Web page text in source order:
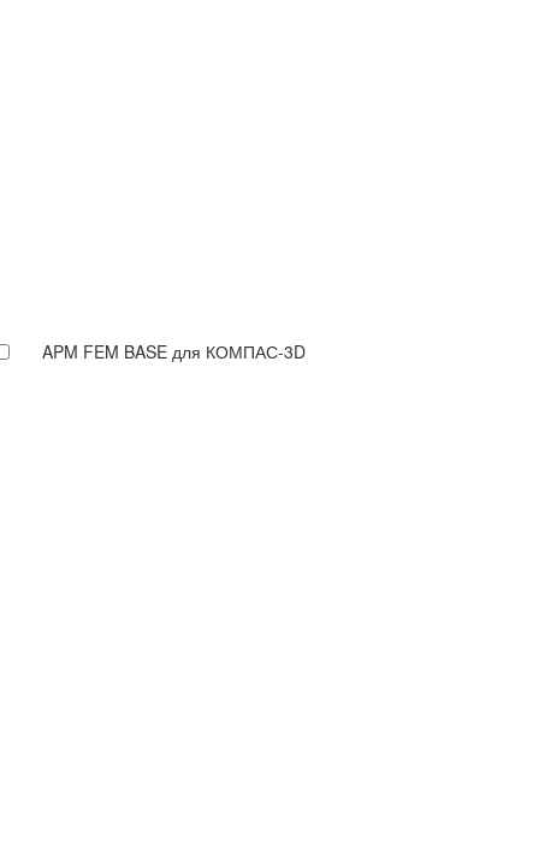
APM FEM BASE для КОМПАС-3D